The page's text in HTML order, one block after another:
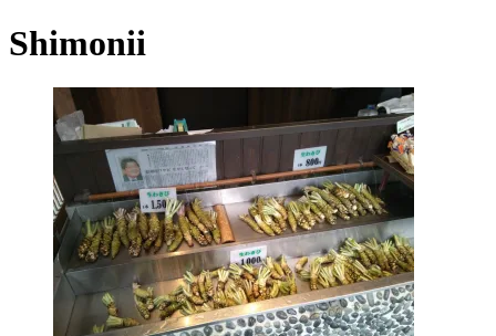
Shimonii